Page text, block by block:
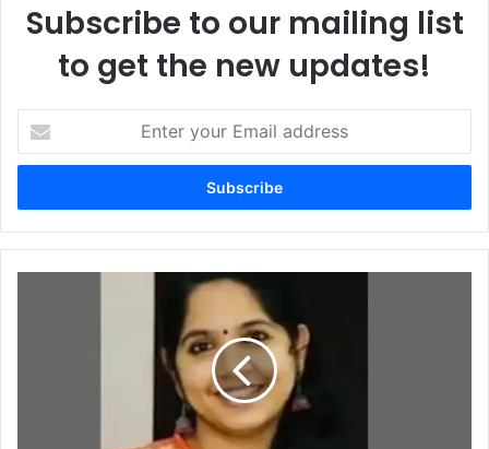
Subscribe to our mailing list
to get the new updates!
your
Email